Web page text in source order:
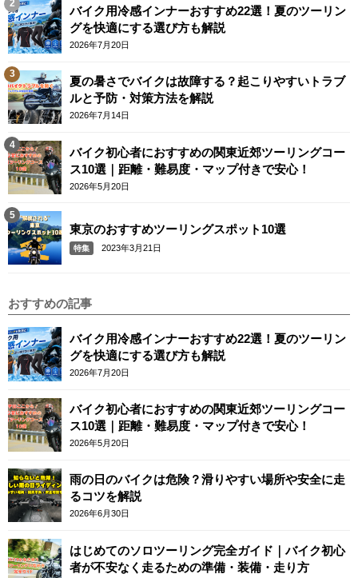
バイク用冷感インナーおすすめ22選！夏のツーリン
グを快適にする選び方も解説
2026年7月20日
夏の暑さでバイクは故障する？起こりやすいトラブ
ルと予防・対策方法を解説
2026年7月14日
バイク初心者におすすめの関東近郊ツーリングコー
ス10選｜距離・難易度・マップ付きで安心！
2026年5月20日
東京のおすすめツーリングスポット10選
特集 2023年3月21日
おすすめの記事
バイク用冷感インナーおすすめ22選！夏のツーリン
グを快適にする選び方も解説
2026年7月20日
バイク初心者におすすめの関東近郊ツーリングコー
ス10選｜距離・難易度・マップ付きで安心！
2026年5月20日
雨の日のバイクは危険？滑りやすい場所や安全に走
るコツを解説
2026年6月30日
はじめてのソロツーリング完全ガイド｜バイク初心
者が不安なく走るための準備・装備・走り方